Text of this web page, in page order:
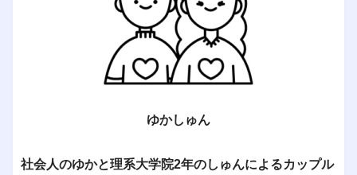
ゆかしゅん
社会人のゆかと理系大学院2年のしゅんによるカップル